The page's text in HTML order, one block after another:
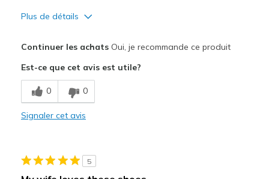
Plus de détails
Comfortable
Les meilleures utilisations
Casual Wear
Special Occasions
Continuer les achatsOui, je recommande ce produit
Est-ce que cet avis est utile?
0 0
Signaler cet avis
5